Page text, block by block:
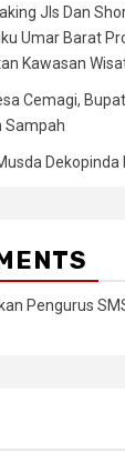
Jls Dan
Umar Barat
Kawasan
Cemagi,
Sampah
Dekopinda
Pengurus